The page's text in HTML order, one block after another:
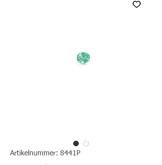
Artikelnummer: 8441P